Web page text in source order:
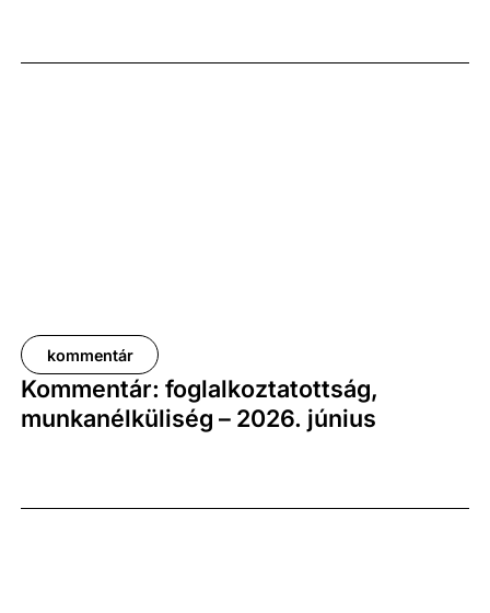
százalékkal, míg az előző negyedévhez képest 0,4
kommentár
Kommentár: foglalkoztatottság,
munkanélküliség – 2026. június